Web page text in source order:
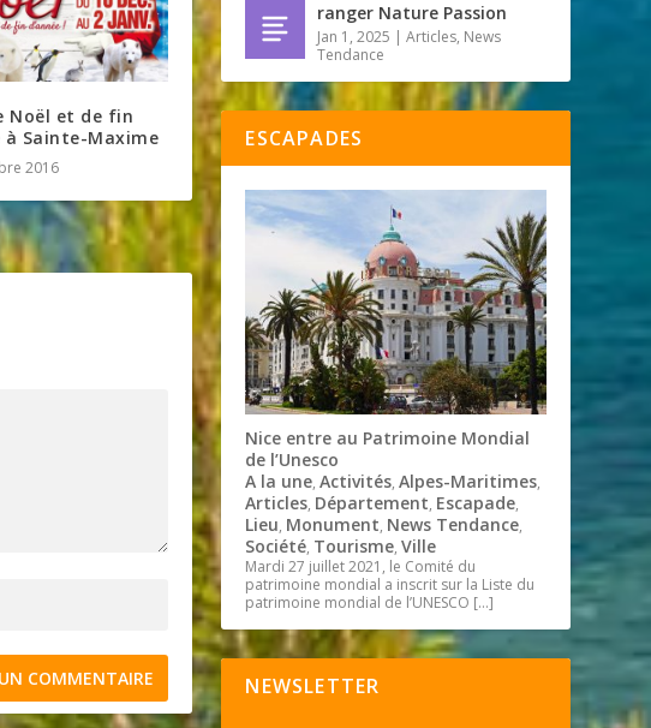
Noël et de fin
à Sainte-Maxime
2016
ranger Nature Passion
Jan 1, 2025 |Articles, News
Tendance
ESCAPADES
Nice entre au Patrimoine Mondial
de l’Unesco
A la une,Activités,Alpes-Maritimes,
Articles, Département, Escapade,
Lieu, Monument, News Tendance,
Société, Tourisme,Ville
Mardi 27 juillet 2021, le Comité du
patrimoine mondial a inscrit sur la Liste du
patrimoine mondial de l’UNESCO […]
NEWSLETTER